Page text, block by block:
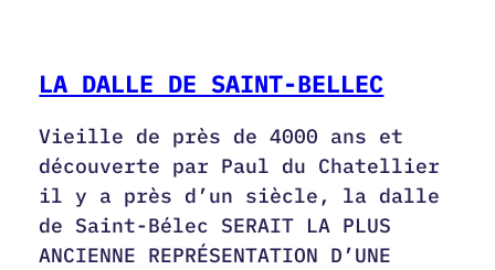
LA DALLE DE SAINT-BELLEC
Vieille de près de 4000 ans et
découverte par Paul du Chatellier
il y a près d’un siècle, la dalle
de Saint-Bélec SERAIT LA PLUS
ANCIENNE REPRÉSENTATION D’UNE